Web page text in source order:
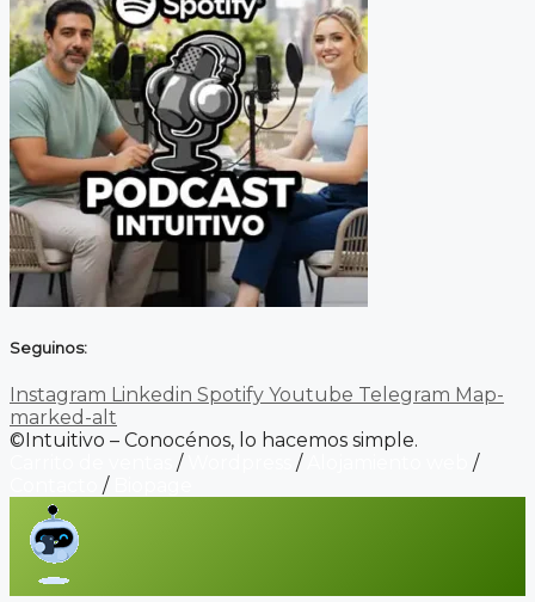
Seguinos:
Instagram Linkedin Spotify Youtube Telegram Map-
marked-alt
©Intuitivo – Conocénos, lo hacemos simple.
/ /
/
/